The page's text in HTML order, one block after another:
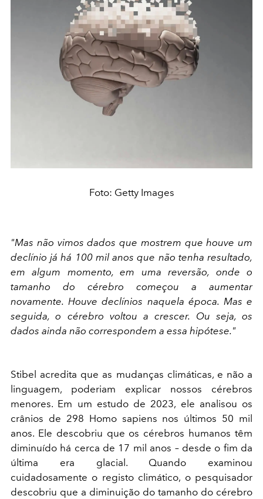
Foto: Getty Images
"Mas não vimos dados que mostrem que houve um
declínio já há 100 mil anos que não tenha resultado,
em algum momento, em uma reversão, onde o
tamanho do cérebro começou a aumentar
novamente. Houve declínios naquela época. Mas e
seguida, o cérebro voltou a crescer. Ou seja, os
dados ainda não correspondem a essa hipótese."
Stibel acredita que as mudanças climáticas, e não a
linguagem, poderiam explicar nossos cérebros
menores. Em um estudo de 2023, ele analisou os
crânios de 298 Homo sapiens nos últimos 50 mil
anos. Ele descobriu que os cérebros humanos têm
diminuído há cerca de 17 mil anos – desde o fim da
última era glacial. Quando examinou
cuidadosamente o registo climático, o pesquisador
descobriu que a diminuição do tamanho do cérebro